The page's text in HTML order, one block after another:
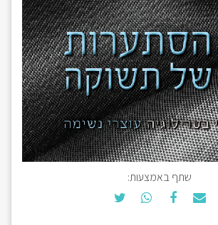
שתף באמצעות: